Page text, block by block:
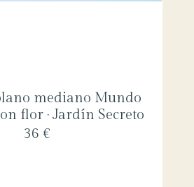
mediano Mundo
flor · Jardín Secreto
36 €